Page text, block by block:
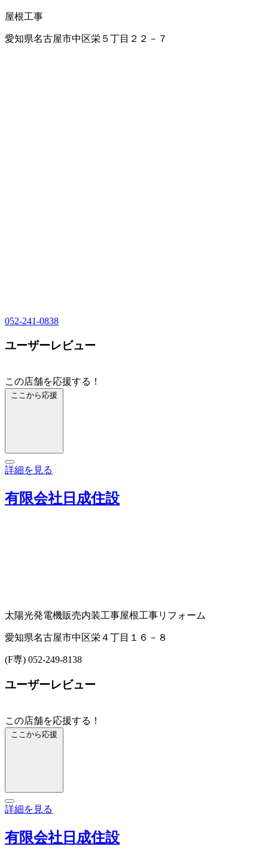
屋根工事
愛知県名古屋市中区栄５丁目２２－７
052-241-0838
ユーザーレビュー
この店舗を応援する！
ここから応援
詳細を見る
有限会社日成住設
太陽光発電機販売内装工事屋根工事リフォーム
愛知県名古屋市中区栄４丁目１６－８
(F専) 052-249-8138
ユーザーレビュー
この店舗を応援する！
ここから応援
詳細を見る
有限会社日成住設